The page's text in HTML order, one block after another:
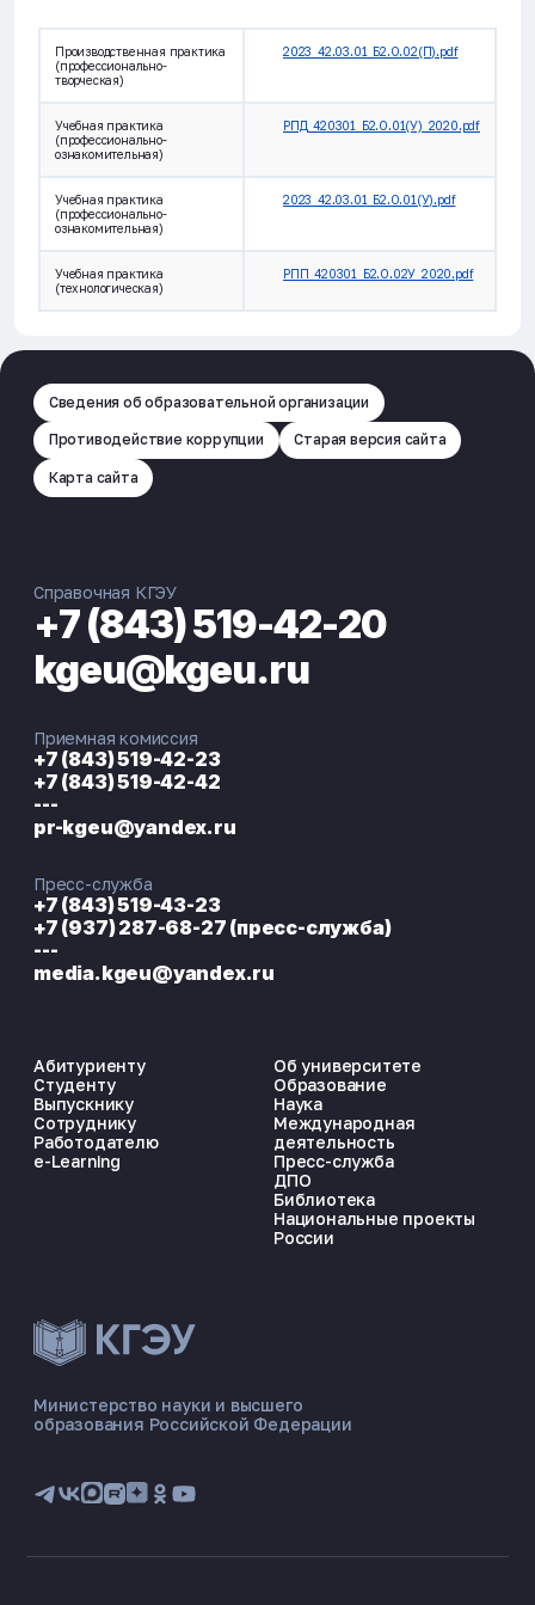
ЭНЕРГОКОД — ПОМОЩНИК КГЭУ
📋 Приёмная комиссия
🏠 Общежитие
Производственная практика
(профессионально-
творческая)
2023_42.03.01_Б2.О.02(П).pdf
Учебная практика
(профессионально-
ознакомительная)
РПД_420301_Б2.О.01(У)_2020.pdf
Учебная практика
(профессионально-
ознакомительная)
2023_42.03.01_Б2.О.01(У).pdf
Учебная практика
(технологическая)
РПП_420301_Б2.О.02У_2020.pdf
Сведения об образовательной организации
Противодействие коррупции Старая версия сайта
Карта сайта
Министерство науки и высшего
образования Российской Федерации
Абитуриенту
Студенту
Выпускнику
Сотруднику
Работодателю
e-Learning
Об университете
Образование
Наука
Международная
деятельность
Пресс-служба
ДПО
Библиотека
Национальные проекты
России
Справочная КГЭУ
+7 (843) 519-42-20
kgeu@kgeu.ru
Приемная комиссия
+7 (843) 519-42-23
+7 (843) 519-42-42
---
pr-kgeu@yandex.ru
Пресс-служба
+7 (843) 519-43-23
+7 (937) 287-68-27 (пресс-служба)
---
media.kgeu@yandex.ru